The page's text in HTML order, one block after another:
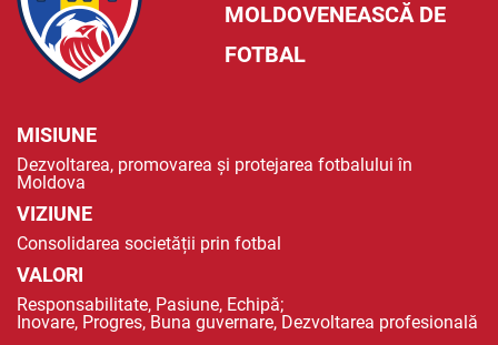
MOLDOVENEASCĂ DE
FOTBAL
MISIUNE
Dezvoltarea, promovarea și protejarea fotbalului în
Moldova
VIZIUNE
Consolidarea societății prin fotbal
VALORI
Responsabilitate, Pasiune, Echipă;
Inovare, Progres, Buna guvernare, Dezvoltarea profesională